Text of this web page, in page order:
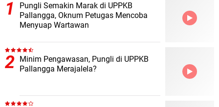
Pungli Semakin Marak di UPPKB
Pallangga, Oknum Petugas Mencoba
Menyuap Wartawan
Minim Pengawasan, Pungli di UPPKB
Pallangga Merajalela?